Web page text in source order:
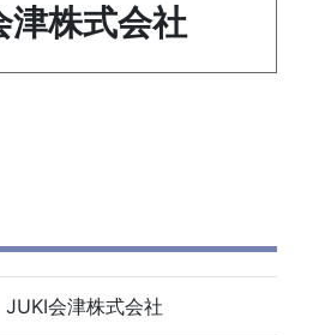
津株式会社
JUKI会津株式会社